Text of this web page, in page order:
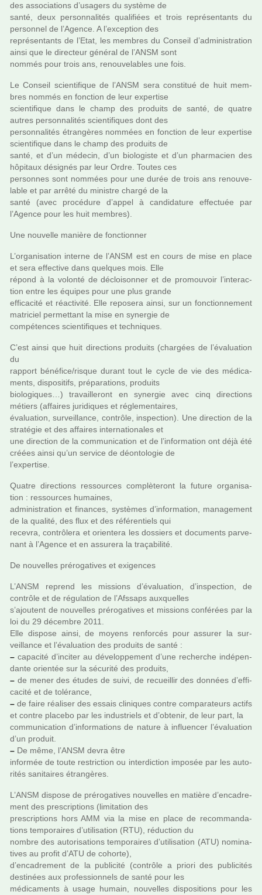
des asso­cia­tions d’usa­gers du sys­tème de
santé, deux per­son­na­li­tés qua­li­fiées et trois repré­sen­tants du
per­son­nel de l’Agence. A l’excep­tion des
repré­sen­tants de l’Etat, les mem­bres du Conseil d’admi­nis­tra­tion
ainsi que le direc­teur géné­ral de l’ANSM sont
nommés pour trois ans, renou­ve­la­bles une fois.
Le Conseil scien­ti­fi­que de l’ANSM sera cons­ti­tué de huit mem­
bres nommés en fonc­tion de leur exper­tise
scien­ti­fi­que dans le champ des pro­duits de santé, de quatre
autres per­son­na­li­tés scien­ti­fi­ques dont des
per­son­na­li­tés étrangères nom­mées en fonc­tion de leur exper­tise
scien­ti­fi­que dans le champ des pro­duits de
santé, et d’un méde­cin, d’un bio­lo­giste et d’un phar­ma­cien des
hôpi­taux dési­gnés par leur Ordre. Toutes ces
per­son­nes sont nom­mées pour une durée de trois ans renou­ve­
la­ble et par arrêté du minis­tre chargé de la
santé (avec pro­cé­dure d’appel à can­di­da­ture effec­tuée par
l’Agence pour les huit mem­bres).
Une nou­velle manière de fonc­tion­ner
L’orga­ni­sa­tion interne de l’ANSM est en cours de mise en place
et sera effec­tive dans quel­ques mois. Elle
répond à la volonté de décloi­son­ner et de pro­mou­voir l’inte­rac­
tion entre les équipes pour une plus grande
effi­ca­cité et réac­ti­vité. Elle repo­sera ainsi, sur un fonc­tion­ne­ment
matri­ciel per­met­tant la mise en syner­gie de
com­pé­ten­ces scien­ti­fi­ques et tech­ni­ques.
C’est ainsi que huit direc­tions pro­duits (char­gées de l’évaluation
du
rap­port béné­fice/risque durant tout le cycle de vie des médi­ca­
ments, dis­po­si­tifs, pré­pa­ra­tions, pro­duits
bio­lo­gi­ques…) tra­vaille­ront en syner­gie avec cinq direc­tions
métiers (affai­res juri­di­ques et régle­men­tai­res,
évaluation, sur­veillance, contrôle, ins­pec­tion). Une direc­tion de la
stra­té­gie et des affai­res inter­na­tio­na­les et
une direc­tion de la com­mu­ni­ca­tion et de l’infor­ma­tion ont déjà été
créées ainsi qu’un ser­vice de déon­to­lo­gie de
l’exper­tise.
Quatre direc­tions res­sour­ces com­plè­te­ront la future orga­ni­sa­
tion : res­sour­ces humai­nes,
admi­nis­tra­tion et finan­ces, sys­tè­mes d’infor­ma­tion, mana­ge­ment
de la qua­lité, des flux et des réfé­ren­tiels qui
rece­vra, contrô­lera et orien­tera les dos­siers et docu­ments par­ve­
nant à l’Agence et en assu­rera la tra­ça­bi­lité.
De nou­vel­les pré­ro­ga­ti­ves et exi­gen­ces
L’ANSM reprend les mis­sions d’évaluation, d’ins­pec­tion, de
contrôle et de régu­la­tion de l’Afssaps aux­quel­les
s’ajou­tent de nou­vel­les pré­ro­ga­ti­ves et mis­sions confé­rées par la
loi du 29 décem­bre 2011.
Elle dis­pose ainsi, de moyens ren­for­cés pour assu­rer la sur­
veillance et l’évaluation des pro­duits de santé :
– capa­cité d’inci­ter au déve­lop­pe­ment d’une recher­che indé­pen­
dante orien­tée sur la sécu­rité des pro­duits,
– de mener des études de suivi, de recueillir des don­nées d’effi­
ca­cité et de tolé­rance,
– de faire réa­li­ser des essais cli­ni­ques contre com­pa­ra­teurs actifs
et contre pla­cebo par les indus­triels et d’obte­nir, de leur part, la
com­mu­ni­ca­tion d’infor­ma­tions de nature à influen­cer l’évaluation
d’un pro­duit.
– De même, l’ANSM devra être
infor­mée de toute res­tric­tion ou inter­dic­tion impo­sée par les auto­
ri­tés sani­tai­res étrangères.
L’ANSM dis­pose de pré­ro­ga­ti­ves nou­vel­les en matière d’enca­dre­
ment des pres­crip­tions (limi­ta­tion des
pres­crip­tions hors AMM via la mise en place de recom­man­da­
tions tem­po­rai­res d’uti­li­sa­tion (RTU), réduc­tion du
nombre des auto­ri­sa­tions tem­po­rai­res d’uti­li­sa­tion (ATU) nomi­na­
ti­ves au profit d’ATU de cohorte),
d’enca­dre­ment de la publi­cité (contrôle a priori des publi­ci­tés
des­ti­nées aux pro­fes­sion­nels de santé pour les
médi­ca­ments à usage humain, nou­vel­les dis­po­si­tions pour les